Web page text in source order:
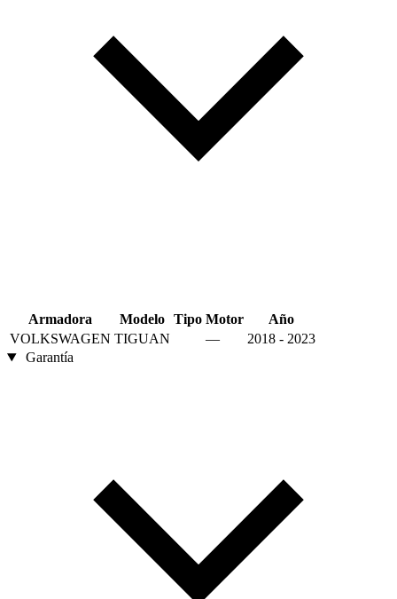
Armadora Modelo Tipo Motor
Año
VOLKSWAGEN TIGUAN —
2018 - 2023
Garantía